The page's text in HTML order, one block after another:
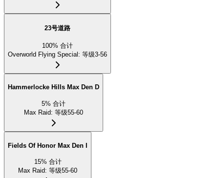
23号道路
100% 合计
Overworld Flying Special: 等级3-56
Hammerlocke Hills Max Den D
5% 合计
Max Raid: 等级55-60
Fields Of Honor Max Den I
15% 合计
Max Raid: 等级55-60